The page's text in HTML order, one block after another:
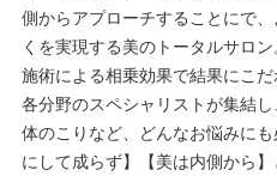
側からアプローチすることにで
くを実現する美のトータルサロ
施術による相乗効果で結果にこだ
各分野のスペシャリストが集結
体のこりなど、どんなお悩みに
にして成らず】【美は内側から